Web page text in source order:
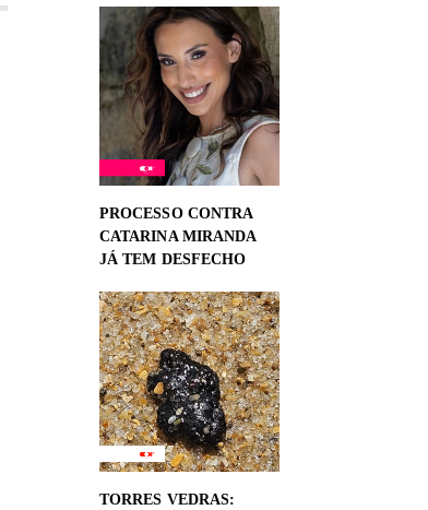
PROCESSO CONTRA
CATARINA MIRANDA
JÁ TEM DESFECHO
TORRES VEDRAS: